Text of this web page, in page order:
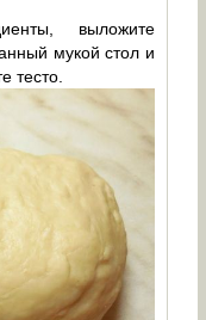
выложите
мукой стол и
тесто.